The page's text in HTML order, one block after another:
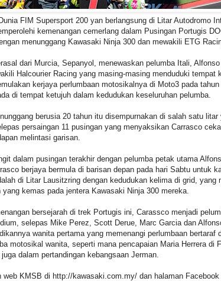
FIM Supersport 200 yan berlangsung di Litar Autodromo
kemenangan cemerlang dalam Pusingan Portugis
menunggang Kawasaki Ninja 300 dan mewakili ETG
dari Murcia, Sepanyol, menewaskan pelumba Itali,
Halcourier Racing yang masing-masing menduduki tempat
kerjaya perlumbaan motosikalnya di Moto3 pada
di tempat ketujuh dalam kedudukan keseluruhan pelumba.
berusia 20 tahun itu disempurnakan di salah satu
persaingan 11 pusingan yang menyaksikan Carrasco
melintasi garisan.
dalam pusingan terakhir dengan pelumba petak utama
berjaya bermula di barisan depan pada hari Sabtu untuk
di Litar Lausitzring dengan kedudukan kelima di grid,
yang kemas pada jentera Kawasaki Ninja 300 mereka.
bersejarah di trek Portugis ini, Carassco menjadi
selepas Mike Perez, Scott Derue, Marc Garcia dan
wanita pertama yang memenangi perlumbaan
motosikal wanita, seperti mana pencapaian Maria Herrera
dalam pertandingan kebangsaan Jerman.
web KMSB di http://kawasaki.com.my/ dan halaman